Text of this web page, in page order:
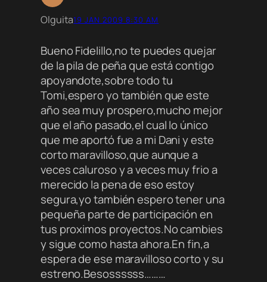
Olguita19 JAN 2009 8:30 AM
Bueno Fidelillo,no te puedes quejar
de la pila de peña que está contigo
apoyandote,sobre todo tu
Tomi,espero yo también que este
año sea muy prospero,mucho mejor
que el año pasado,el cual lo único
que me aportó fue a mi Dani y este
corto maravilloso,que aunque a
veces caluroso y a veces muy frio a
merecido la pena de eso estoy
segura,yo también espero tener una
pequeña parte de participación en
tus proximos proyectos.No cambies
y sigue como hasta ahora.En fin,a
espera de ese maravilloso corto y su
estreno.Besossssss………